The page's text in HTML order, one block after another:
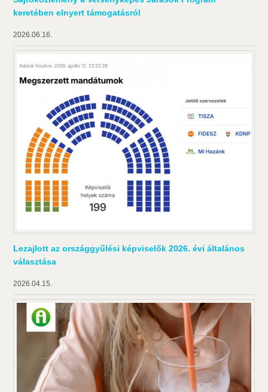
keretében elnyert támogatásról
2026.06.16.
Lezajlott az országgyűlési képviselők 2026. évi általános
választása
2026.04.15.